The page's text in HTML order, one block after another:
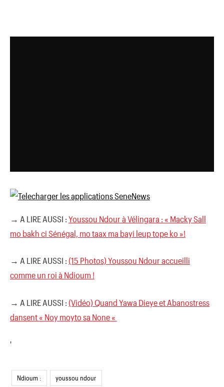
→ A LIRE AUSSI : Youssou Ndour à Vélingara : « Macky Sall
mo bakh ci Sénégal, mo taax ma bayi leup tope ko »!
→ A LIRE AUSSI : (15 Photos) Youssou Ndour accueilli
comme un roi à Ndioum !
→ A LIRE AUSSI : (Vidéo) Quand Yawa Dieye et Abanostress
dansent « Noy moyto sa None «
'
Ndioum : youssou ndour